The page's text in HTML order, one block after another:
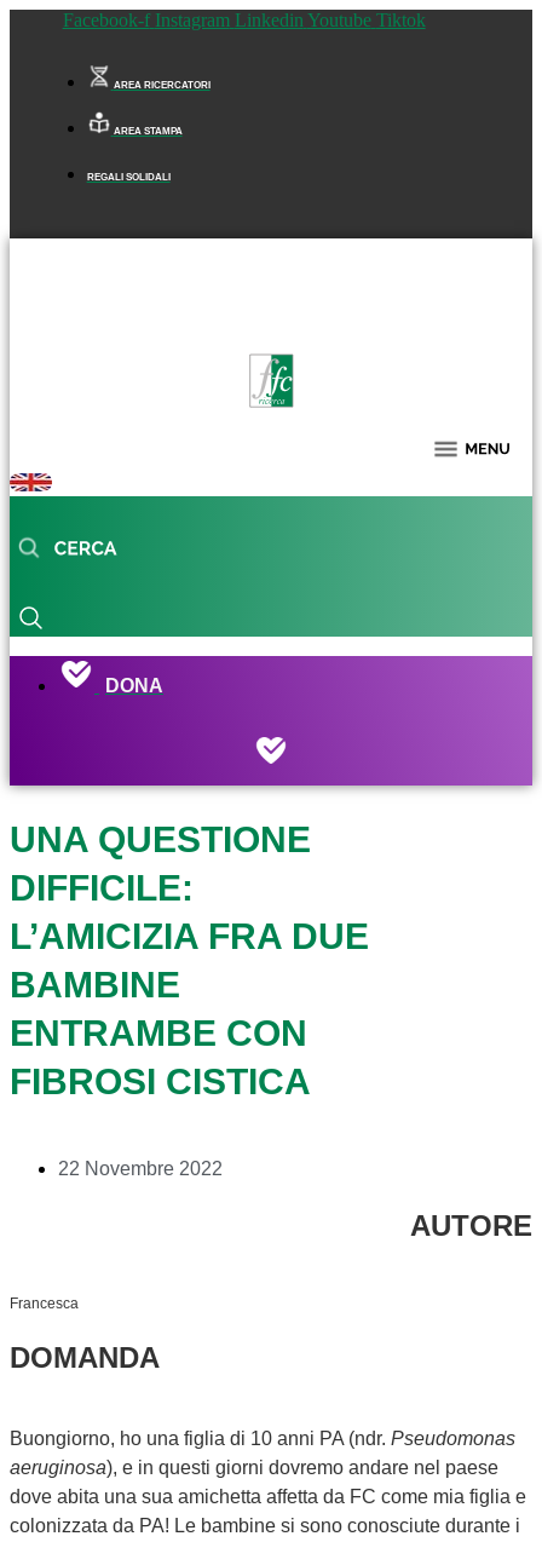
Facebook-f Instagram Linkedin Youtube Tiktok
AREA RICERCATORI
AREA STAMPA
REGALI SOLIDALI
DONA
UNA QUESTIONE
DIFFICILE:
L’AMICIZIA FRA DUE
BAMBINE
ENTRAMBE CON
FIBROSI CISTICA
22 Novembre 2022
AUTORE
Francesca
DOMANDA
Buongiorno, ho una figlia di 10 anni PA (ndr. Pseudomonas
aeruginosa), e in questi giorni dovremo andare nel paese
dove abita una sua amichetta affetta da FC come mia figlia e
colonizzata da PA! Le bambine si sono conosciute durante i